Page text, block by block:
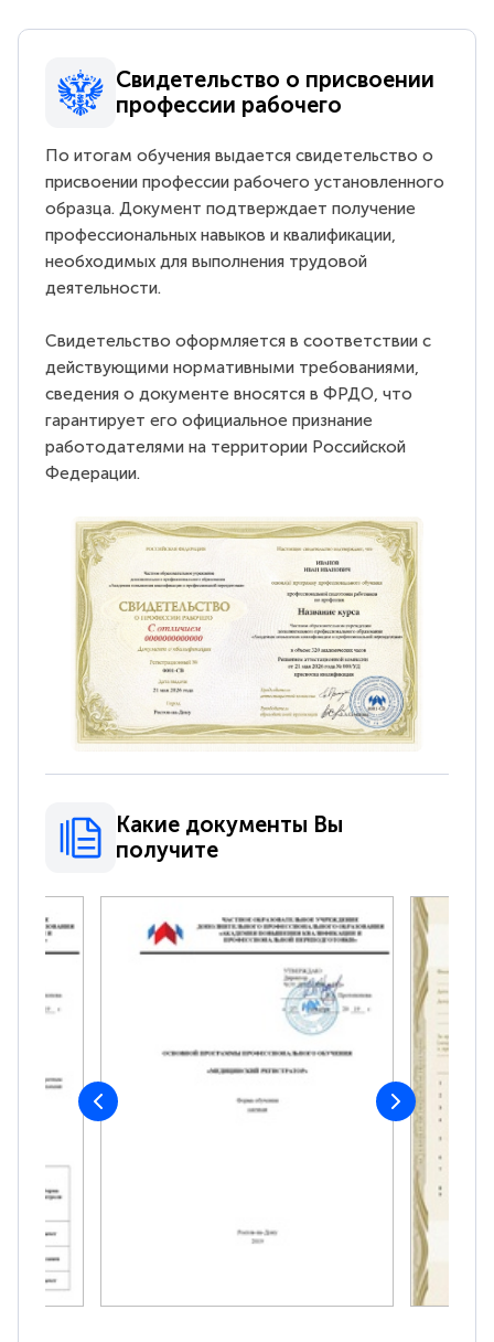
Свидетельство о присвоении
профессии рабочего
По итогам обучения выдается свидетельство о
присвоении профессии рабочего установленного
образца. Документ подтверждает получение
профессиональных навыков и квалификации,
необходимых для выполнения трудовой
деятельности.
Свидетельство оформляется в соответствии с
действующими нормативными требованиями,
сведения о документе вносятся в ФРДО, что
гарантирует его официальное признание
работодателями на территории Российской
Федерации.
Какие документы Вы
получите